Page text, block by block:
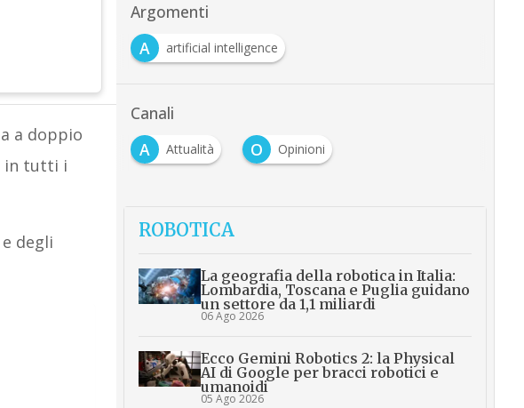
a doppio
in tutti i
degli
Argomenti
A
artificial intelligence
Canali
A
Attualità O Opinioni
ROBOTICA
La geografia della robotica in Italia:
Lombardia, Toscana e Puglia guidano
un settore da 1,1 miliardi
06 Ago 2026
Ecco Gemini Robotics 2: la Physical
AI di Google per bracci robotici e
umanoidi
05 Ago 2026